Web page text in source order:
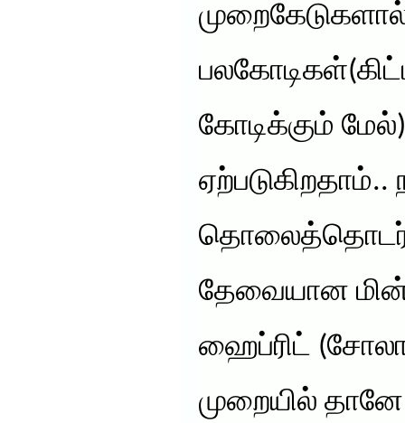
கோடிக்கும்
ஏற்படுகிறதாம்..
தேவையான
ஹைப்ரிட்
முறையில்